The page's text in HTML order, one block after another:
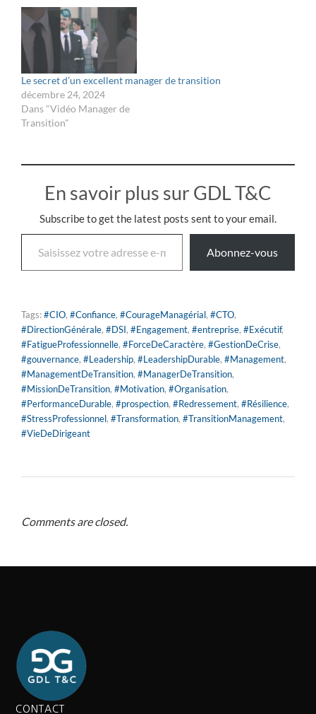
Le secret d’un excellent manager de transition
décembre 24, 2024
Dans "Vidéo Manager de
Transition"
En savoir plus sur GDL T&C
Subscribe to get the latest posts sent to your email.
Abonnez-vous
Tags:#CIO, #Confiance, #CourageManagérial, #CTO,
#DirectionGénérale, #DSI, #Engagement, #entreprise, #Exécutif,
#FatigueProfessionnelle, #ForceDeCaractère, #GestionDeCrise,
#gouvernance, #Leadership, #LeadershipDurable, #Management,
#ManagementDeTransition, #ManagerDeTransition,
#MissionDeTransition, #Motivation, #Organisation,
#PerformanceDurable, #prospection, #Redressement, #Résilience,
#StressProfessionnel, #Transformation, #TransitionManagement,
#VieDeDirigeant
Comments are closed.
CONTACT